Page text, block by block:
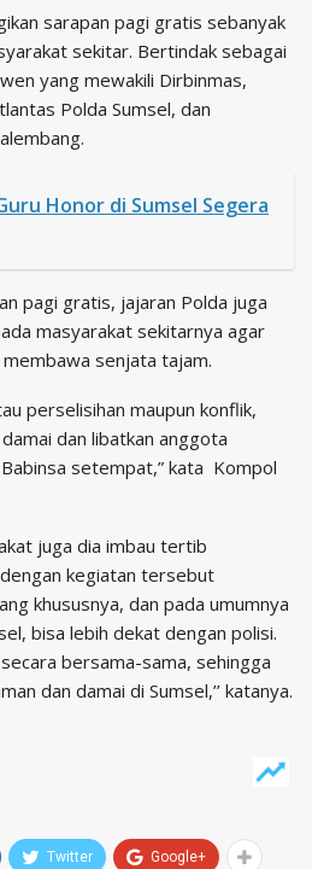
sarapan pagi gratis sebanyak
sekitar. Bertindak sebagai
yang mewakili Dirbinmas,
Polda Sumsel, dan
Honor di Sumsel Segera
pagi gratis, jajaran Polda juga
masyarakat sekitarnya agar
senjata tajam.
perselisihan maupun konflik,
dan libatkan anggota
setempat,” kata Kompol
juga dia imbau tertib
kegiatan tersebut
khususnya, dan pada umumnya
bisa lebih dekat dengan polisi.
bersama-sama, sehingga
dan damai di Sumsel,’’ katanya.
Twitter Google+